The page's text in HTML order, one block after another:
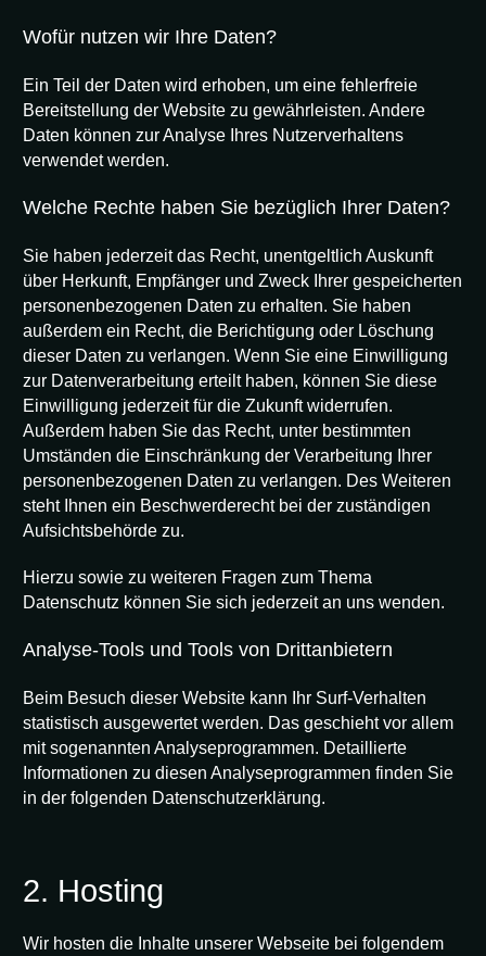
Wofür nutzen wir Ihre Daten?
Ein Teil der Daten wird erhoben, um eine fehlerfreie
Bereitstellung der Website zu gewährleisten. Andere
Daten können zur Analyse Ihres Nutzerverhaltens
verwendet werden.
Welche Rechte haben Sie bezüglich Ihrer Daten?
Sie haben jederzeit das Recht, unentgeltlich Auskunft
über Herkunft, Empfänger und Zweck Ihrer gespeicherten
personenbezogenen Daten zu erhalten. Sie haben
außerdem ein Recht, die Berichtigung oder Löschung
dieser Daten zu verlangen. Wenn Sie eine Einwilligung
zur Datenverarbeitung erteilt haben, können Sie diese
Einwilligung jederzeit für die Zukunft widerrufen.
Außerdem haben Sie das Recht, unter bestimmten
Umständen die Einschränkung der Verarbeitung Ihrer
personenbezogenen Daten zu verlangen. Des Weiteren
steht Ihnen ein Beschwerderecht bei der zuständigen
Aufsichtsbehörde zu.
Hierzu sowie zu weiteren Fragen zum Thema
Datenschutz können Sie sich jederzeit an uns wenden.
Analyse-Tools und Tools von Drittanbietern
Beim Besuch dieser Website kann Ihr Surf-Verhalten
statistisch ausgewertet werden. Das geschieht vor allem
mit sogenannten Analyseprogrammen. Detaillierte
Informationen zu diesen Analyseprogrammen finden Sie
in der folgenden Datenschutzerklärung.
2. Hosting
Wir hosten die Inhalte unserer Webseite bei folgendem